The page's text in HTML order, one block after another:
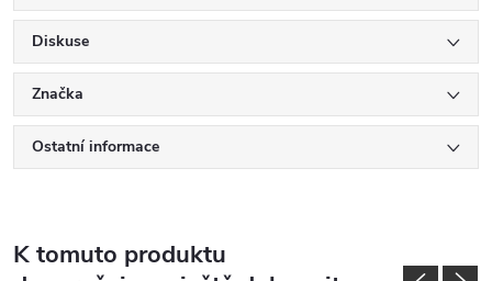
Diskuse
Značka
Ostatní informace
K tomuto produktu